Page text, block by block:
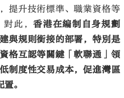
提升技術標準、職業資格等
對此，香港在編制自身規劃
與規則銜接的部署，特別是
格互認等關鍵「軟聯通」領
制度性交易成本，促進灣區
。